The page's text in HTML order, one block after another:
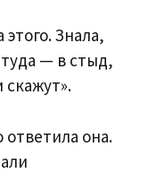
Знала,
— в стыд,
скажут».
она.